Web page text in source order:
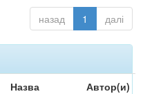
назад 1 далі
Назва Автор(и)